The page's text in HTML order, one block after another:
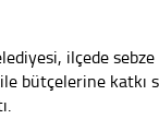
ilçede
bütçelerine katkı